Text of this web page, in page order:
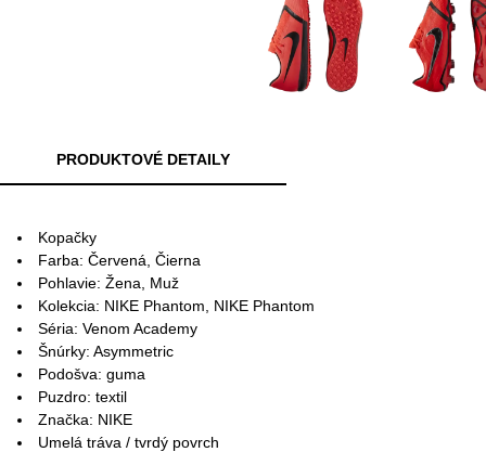
PRODUKTOVÉ DETAILY
Kopačky
Farba: Červená, Čierna
Pohlavie: Žena, Muž
Kolekcia: NIKE Phantom, NIKE Phantom
Séria: Venom Academy
Šnúrky: Asymmetric
Podošva: guma
Puzdro: textil
Značka: NIKE
Umelá tráva / tvrdý povrch